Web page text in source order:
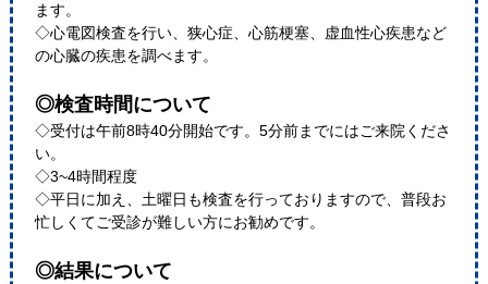
ます。
◇心電図検査を行い、狭心症、心筋梗塞、虚血性心疾患など
の心臓の疾患を調べます。
◎検査時間について
◇受付は午前8時40分開始です。5分前までにはご来院くださ
い。
◇3~4時間程度
◇平日に加え、土曜日も検査を行っておりますので、普段お
忙しくてご受診が難しい方にお勧めです。
◎結果について